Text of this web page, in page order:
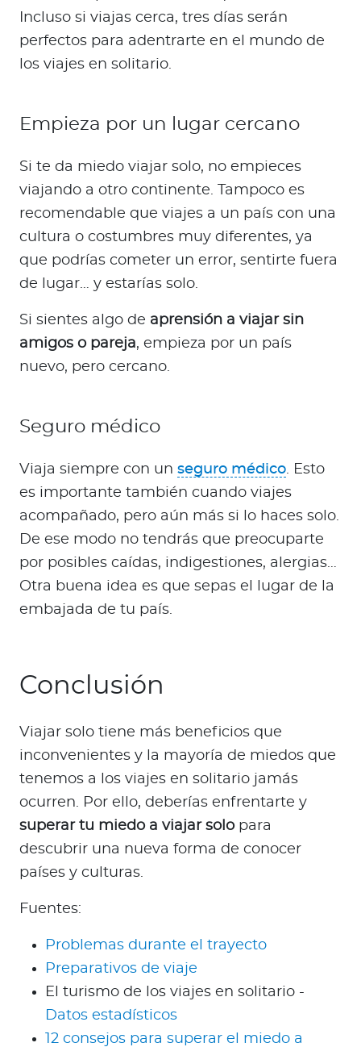
Incluso si viajas cerca, tres días serán
perfectos para adentrarte en el mundo de
los viajes en solitario.
Empieza por un lugar cercano
Si te da miedo viajar solo, no empieces
viajando a otro continente. Tampoco es
recomendable que viajes a un país con una
cultura o costumbres muy diferentes, ya
que podrías cometer un error, sentirte fuera
de lugar… y estarías solo.
Si sientes algo de aprensión a viajar sin
amigos o pareja, empieza por un país
nuevo, pero cercano.
Seguro médico
Viaja siempre con un seguro médico. Esto
es importante también cuando viajes
acompañado, pero aún más si lo haces solo.
De ese modo no tendrás que preocuparte
por posibles caídas, indigestiones, alergias…
Otra buena idea es que sepas el lugar de la
embajada de tu país.
Conclusión
Viajar solo tiene más beneficios que
inconvenientes y la mayoría de miedos que
tenemos a los viajes en solitario jamás
ocurren. Por ello, deberías enfrentarte y
superar tu miedo a viajar solopara
descubrir una nueva forma de conocer
países y culturas.
Fuentes:
Problemas durante el trayecto
Preparativos de viaje
El turismo de los viajes en solitario -
Datos estadísticos
12 consejos para superar el miedo a